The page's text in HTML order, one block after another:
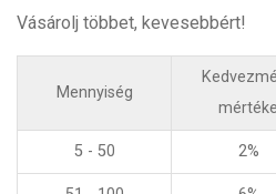
Vásárolj többet, kevesebbért!
Mennyiség
mértéke
5 - 50 2%